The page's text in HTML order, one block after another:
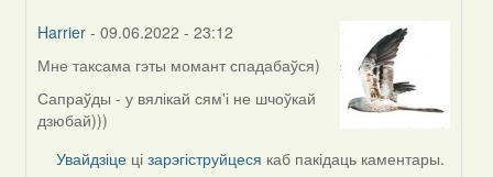
Harrier - 09.06.2022 - 23:12
In
reply
to
Lighty
Мне таксама гэты момант спадабаўся)
Сапраўды - у вялікай сям'і не шчоўкай
дзюбай)))
Увайдзіце цізарэгіструйцеся каб пакідаць каментары.